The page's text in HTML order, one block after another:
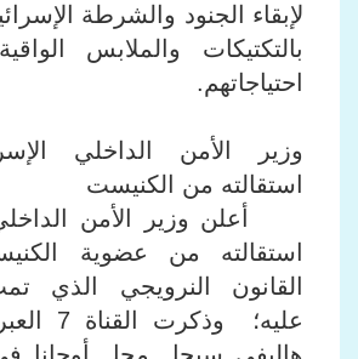
لإبقاء الجنود والشرطة
بالتكتيكات والملابس
احتياجاتهم.
وزير الأمن الداخلي
استقالته من الكنيست
أعلن وزير الأمن الداخلي
استقالته من عضوية
القانون النرويجي الذي
عليه؛